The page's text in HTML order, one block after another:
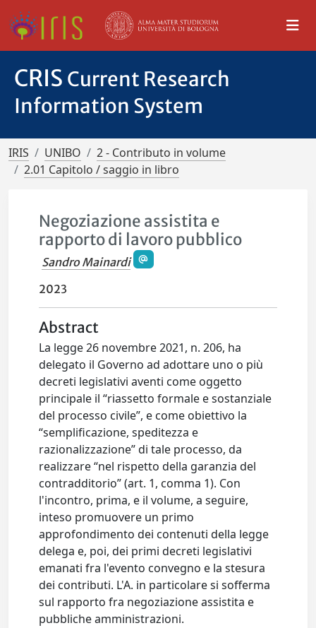
CRIS Current Research
Information System
IRIS UNIBO
2 - Contributo in volume
2.01 Capitolo / saggio in libro
Negoziazione assistita e
rapporto di lavoro pubblico
Sandro Mainardi
2023
Abstract
La legge 26 novembre 2021, n. 206, ha
delegato il Governo ad adottare uno o più
decreti legislativi aventi come oggetto
principale il “riassetto formale e sostanziale
del processo civile”, e come obiettivo la
“semplificazione, speditezza e
razionalizzazione” di tale processo, da
realizzare “nel rispetto della garanzia del
contradditorio” (art. 1, comma 1). Con
l'incontro, prima, e il volume, a seguire,
inteso promuovere un primo
approfondimento dei contenuti della legge
delega e, poi, dei primi decreti legislativi
emanati fra l'evento convegno e la stesura
dei contributi. L'A. in particolare si sofferma
sul rapporto fra negoziazione assistita e
pubbliche amministrazioni.